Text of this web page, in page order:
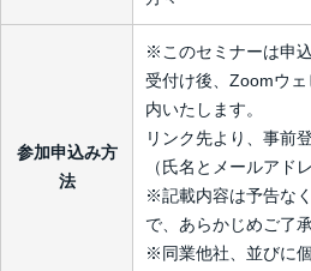
参加申込み方
法
※このセミナーは申
受付け後、Zoomウ
内いたします。
リンク先より、事前
（氏名とメールアド
※記載内容は予告な
で、あらかじめご了
※同業他社、並びに